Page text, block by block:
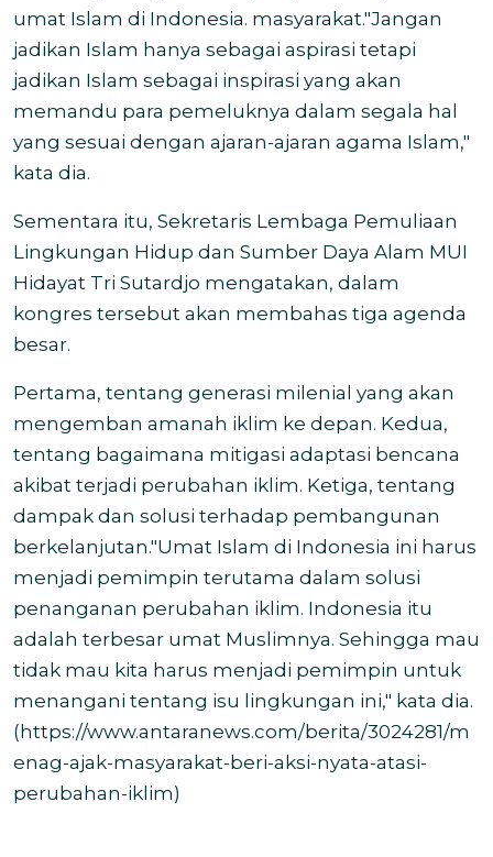
umat Islam di Indonesia. masyarakat."Jangan
jadikan Islam hanya sebagai aspirasi tetapi
jadikan Islam sebagai inspirasi yang akan
memandu para pemeluknya dalam segala hal
yang sesuai dengan ajaran-ajaran agama Islam,"
kata dia.
Sementara itu, Sekretaris Lembaga Pemuliaan
Lingkungan Hidup dan Sumber Daya Alam MUI
Hidayat Tri Sutardjo mengatakan, dalam
kongres tersebut akan membahas tiga agenda
besar.
Pertama, tentang generasi milenial yang akan
mengemban amanah iklim ke depan. Kedua,
tentang bagaimana mitigasi adaptasi bencana
akibat terjadi perubahan iklim. Ketiga, tentang
dampak dan solusi terhadap pembangunan
berkelanjutan."Umat Islam di Indonesia ini harus
menjadi pemimpin terutama dalam solusi
penanganan perubahan iklim. Indonesia itu
adalah terbesar umat Muslimnya. Sehingga mau
tidak mau kita harus menjadi pemimpin untuk
menangani tentang isu lingkungan ini," kata dia.
(https://www.antaranews.com/berita/3024281/m
enag-ajak-masyarakat-beri-aksi-nyata-atasi-
perubahan-iklim)